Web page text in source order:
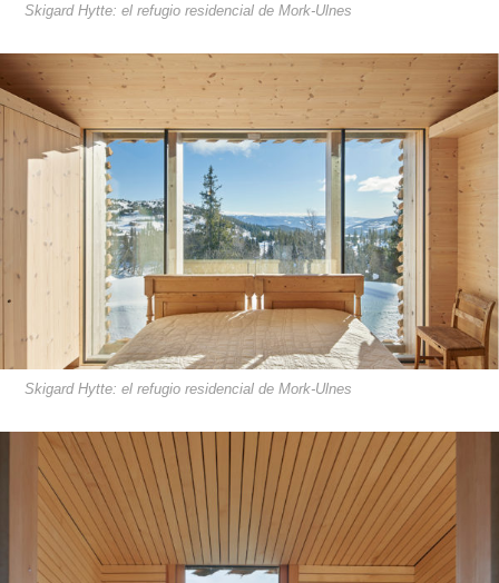
Skigard Hytte: el refugio residencial de Mork-Ulnes
Skigard Hytte: el refugio residencial de Mork-Ulnes